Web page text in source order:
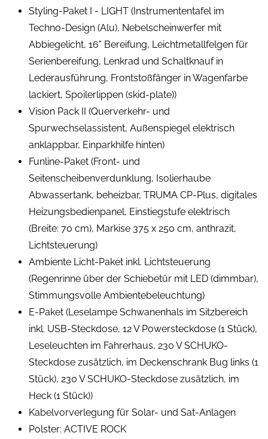
Styling-Paket I - LIGHT (Instrumententafel im
Techno-Design (Alu), Nebelscheinwerfer mit
Abbiegelicht, 16" Bereifung, Leichtmetallfelgen für
Serienbereifung, Lenkrad und Schaltknauf in
Lederausführung, Frontstoßfänger in Wagenfarbe
lackiert, Spoilerlippen (skid-plate))
Vision Pack II (Querverkehr- und
Spurwechselassistent, Außenspiegel elektrisch
anklappbar, Einparkhilfe hinten)
Funline-Paket (Front- und
Seitenscheibenverdunklung, Isolierhaube
Abwassertank, beheizbar, TRUMA CP-Plus, digitales
Heizungsbedienpanel, Einstiegstufe elektrisch
(Breite: 70 cm), Markise 375 x 250 cm, anthrazit,
Lichtsteuerung)
Ambiente Licht-Paket inkl. Lichtsteuerung
(Regenrinne über der Schiebetür mit LED (dimmbar),
Stimmungsvolle Ambientebeleuchtung)
E-Paket (Leselampe Schwanenhals im Sitzbereich
inkl. USB-Steckdose, 12 V Powersteckdose (1 Stück),
Leseleuchten im Fahrerhaus, 230 V SCHUKO-
Steckdose zusätzlich, im Deckenschrank Bug links (1
Stück), 230 V SCHUKO-Steckdose zusätzlich, im
Heck (1 Stück))
Kabelvorverlegung für Solar- und Sat-Anlagen
Polster: ACTIVE ROCK